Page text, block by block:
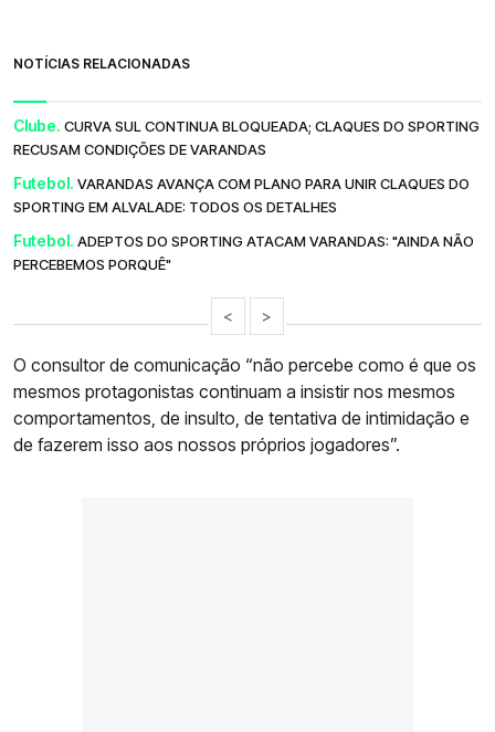
NOTÍCIAS RELACIONADAS
Clube. CURVA SUL CONTINUA BLOQUEADA; CLAQUES DO SPORTING
RECUSAM CONDIÇÕES DE VARANDAS
Futebol. VARANDAS AVANÇA COM PLANO PARA UNIR CLAQUES DO
SPORTING EM ALVALADE: TODOS OS DETALHES
Futebol. ADEPTOS DO SPORTING ATACAM VARANDAS: "AINDA NÃO
PERCEBEMOS PORQUÊ"
< >
O consultor de comunicação “não percebe como é que os
mesmos protagonistas continuam a insistir nos mesmos
comportamentos, de insulto, de tentativa de intimidação e
de fazerem isso aos nossos próprios jogadores”.